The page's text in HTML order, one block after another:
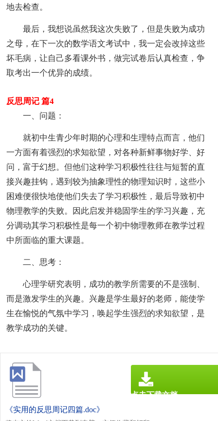
地去检查。
最后，我想说虽然我这次失败了，但是失败为成功
之母，在下一次的数学语文考试中，我一定会改掉这些
坏毛病，让自己多看课外书，做完试卷后认真检查，争
取考出一个优异的成绩。
反思周记 篇4
一、问题：
就初中生青少年时期的心理和生理特点而言，他们
一方面有着强烈的求知欲望，对各种新鲜事物好学、好
问，富于幻想。但他们这种学习积极性往往与短暂的直
接兴趣挂钩，遇到较为抽象理性的物理知识时，这些小
困难便很快地使他们失去了学习积极性，最后导致初中
物理教学的失败。因此启发并稳固学生的学习兴趣，充
分调动其学习积极性是每一个初中物理教师在教学过程
中所面临的重大课题。
二、思考：
心理学研究表明，成功的教学所需要的不是强制、
而是激发学生的兴趣。兴趣是学生最好的老师，能使学
生在愉悦的气氛中学习，唤起学生强烈的求知欲望，是
教学成功的关键。
《实用的反思周记四篇.doc》
点击下载文档